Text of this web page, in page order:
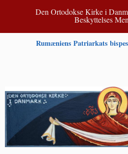
Den Ortodokse Kirke i
Beskyttelses
Rumæniens Patriarkats